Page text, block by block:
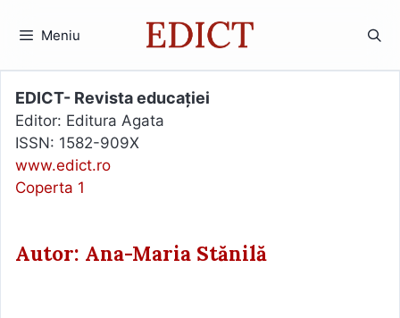
Meniu
EDICT- Revista educației
Editor: Editura Agata
ISSN: 1582-909X
www.edict.ro
Coperta 1
Autor: Ana-Maria Stănilă